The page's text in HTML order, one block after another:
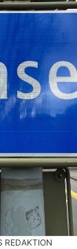
REDAKTION